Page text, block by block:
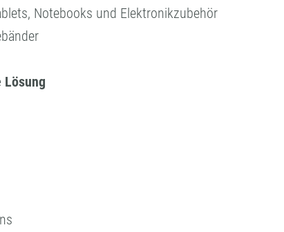
Notebooks und Elektronikzubehör